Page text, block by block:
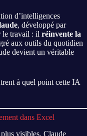
d’intelligences
, développé par
le travail : il réinvente la
aux outils du quotidien
devient un véritable
à quel point cette IA
dans Excel
visibles. Claude